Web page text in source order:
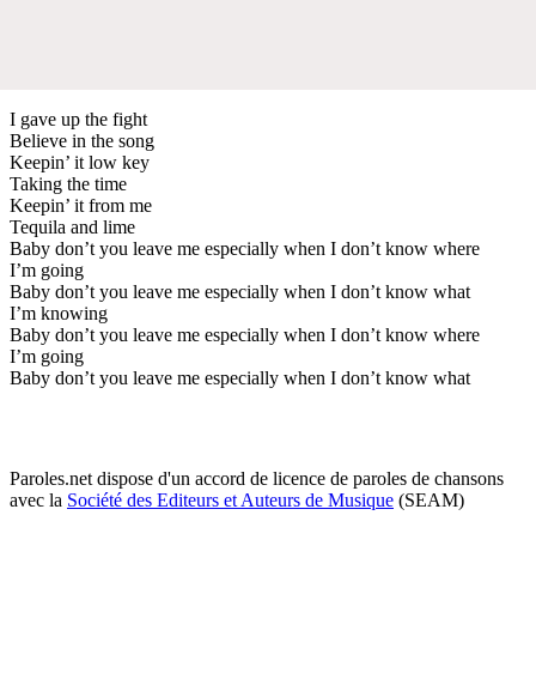
I gave up the fight
Believe in the song
Keepin’ it low key
Taking the time
Keepin’ it from me
Tequila and lime
Baby don’t you leave me especially when I don’t know where
I’m going
Baby don’t you leave me especially when I don’t know what
I’m knowing
Baby don’t you leave me especially when I don’t know where
I’m going
Baby don’t you leave me especially when I don’t know what
Paroles.net dispose d'un accord de licence de paroles de chansons
avec la Société des Editeurs et Auteurs de Musique (SEAM)